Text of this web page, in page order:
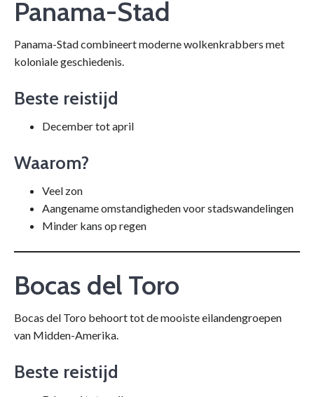
Panama-Stad
Panama-Stad combineert moderne wolkenkrabbers met
koloniale geschiedenis.
Beste reistijd
December tot april
Waarom?
Veel zon
Aangename omstandigheden voor stadswandelingen
Minder kans op regen
Bocas del Toro
Bocas del Toro behoort tot de mooiste eilandengroepen
van Midden-Amerika.
Beste reistijd